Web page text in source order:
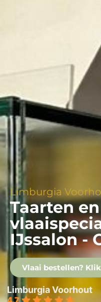
Limburgia
Taarten en
IJssalon -
Vlaai bestellen?
Limburgia Voorhout
4.7